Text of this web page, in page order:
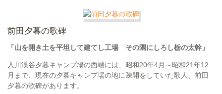
前田夕暮の歌碑
「山を開き土を平坦して建てし工場 その隅にしろし栃の太幹」
入川渓谷夕暮キャンプ場の西端には、昭和20年4月～昭和21年12
月まで、現在の夕暮キャンプ場の地に疎開をしていた歌人、前田
夕暮の歌碑があります。